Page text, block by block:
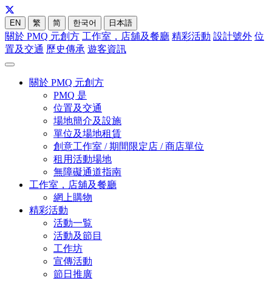
EN 繁 简 한국어 日本語
關於 PMQ 元創方 工作室，店舖及餐廳 精彩活動 設計號外 位
置及交通 歷史傳承 遊客資訊
關於 PMQ 元創方
PMQ 是
位置及交通
場地簡介及設施
單位及場地租賃
創意工作室 / 期間限定店 / 商店單位
租用活動場地
無障礙通道指南
工作室，店舖及餐廳
網上購物
精彩活動
活動一覧
活動及節目
工作坊
宣傳活動
節日推廣